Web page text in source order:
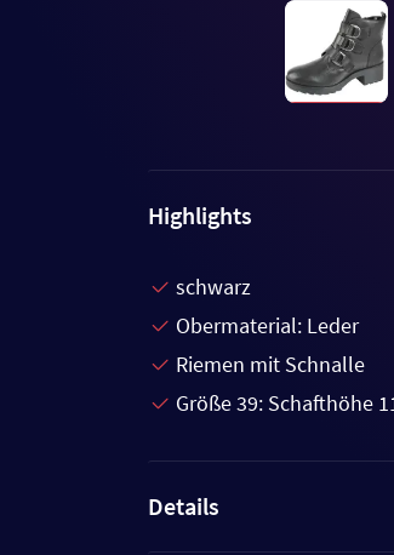
Highlights
schwarz
Obermaterial: Leder
Riemen mit Schnalle
Größe 39: Schafthöhe
Details